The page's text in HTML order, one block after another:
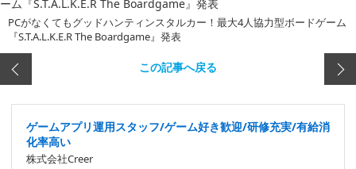
PCがなくてもグッドハンティンスタルカー！最大4人協力型ボードゲーム
『S.T.A.L.K.E.R The Boardgame』発表
この記事へ戻る
ゲームアプリ運用スタッフ/ゲーム好き歓迎/研修充実/有給消
化率高い
株式会社Creer